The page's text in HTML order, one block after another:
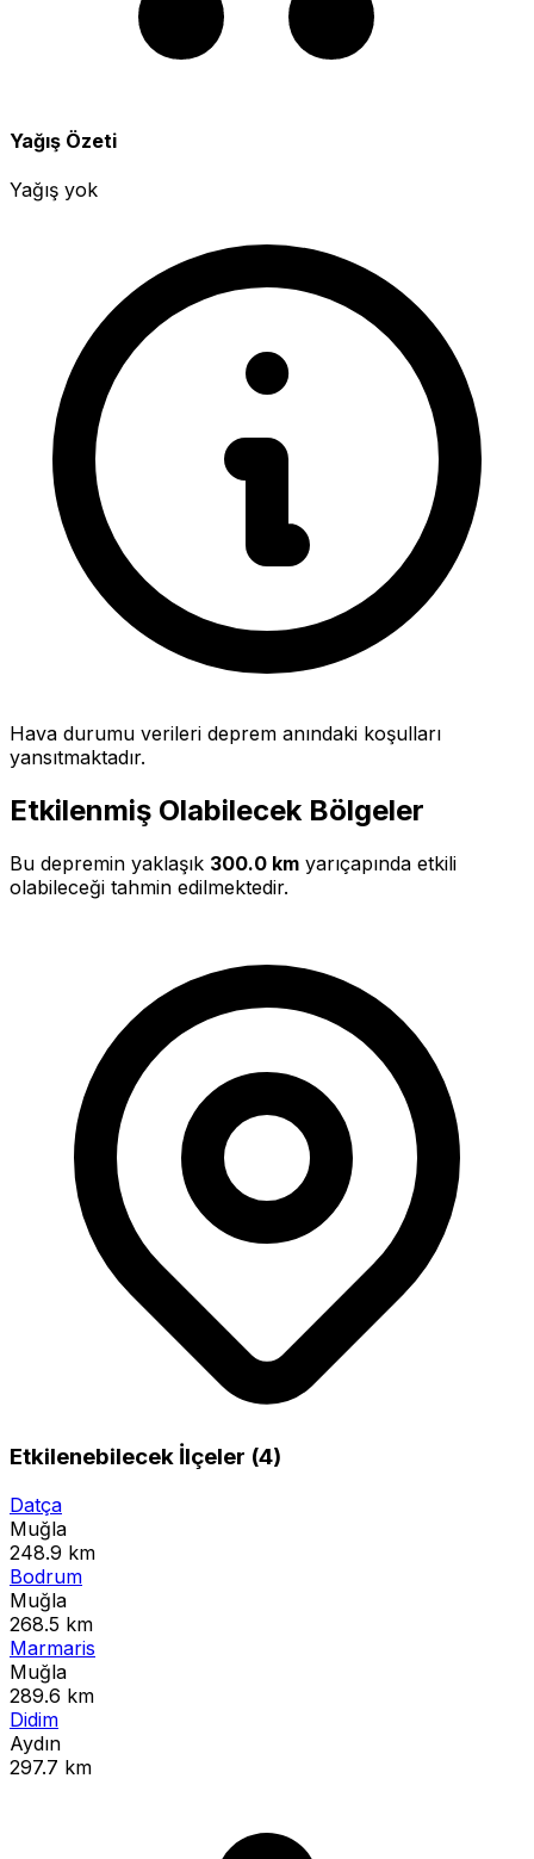
Yağış Özeti
Yağış yok
Hava durumu verileri deprem anındaki koşulları
yansıtmaktadır.
Etkilenmiş Olabilecek Bölgeler
Bu depremin yaklaşık 300.0 km yarıçapında etkili
olabileceği tahmin edilmektedir.
Etkilenebilecek İlçeler (4)
Datça
Muğla
248.9 km
Bodrum
Muğla
268.5 km
Marmaris
Muğla
289.6 km
Didim
Aydın
297.7 km